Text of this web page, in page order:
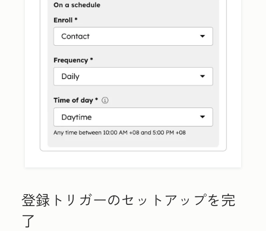
登録トリガーのセットアップを完
了